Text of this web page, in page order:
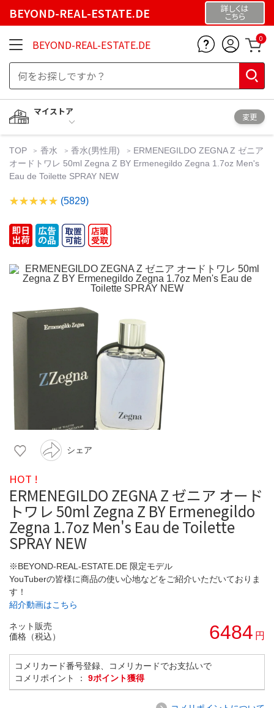
BEYOND-REAL-ESTATE.DE 詳しくは
こちら
BEYOND-REAL-ESTATE.DE 0
マイストア
変更
TOP 香水 香水(男性用)
ERMENEGILDO ZEGNA Z ゼニア
オードトワレ 50ml Zegna Z BY Ermenegildo Zegna 1.7oz Men's
Eau de Toilette SPRAY NEW
(5829)
シェア
HOT !
ERMENEGILDO ZEGNA Z ゼニア オード
トワレ 50ml Zegna Z BY Ermenegildo
Zegna 1.7oz Men's Eau de Toilette
SPRAY NEW
※BEYOND-REAL-ESTATE.DE 限定モデル
YouTuberの皆様に商品の使い心地などをご紹介いただいておりま
す！
紹介動画はこちら
ネット販売
価格（税込）
6484 円
コメリカード番号登録、コメリカードでお支払いで
コメリポイント ： 9ポイント獲得